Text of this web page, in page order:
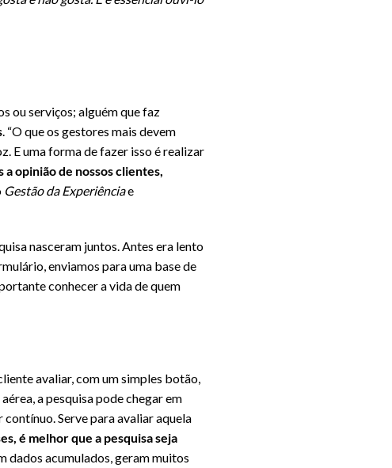
ou serviços; alguém que faz
. “O que os gestores mais devem
E uma forma de fazer isso é realizar
opinião de nossos clientes,
Gestão da Experiênciae
nasceram juntos. Antes era lento
enviamos para uma base de
conhecer a vida de quem
avaliar, com um simples botão,
a pesquisa pode chegar em
Serve para avaliar aquela
é melhor que a pesquisa seja
dados acumulados, geram muitos